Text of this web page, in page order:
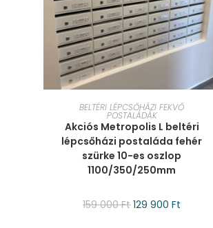
KOSÁRBA TESZEM
BELTÉRI LÉPCSŐHÁZI FEKVŐ
POSTALÁDÁK
Akciós Metropolis L beltéri
lépcsőházi postaláda fehér
szürke 10-es oszlop
1100/350/250mm
159 000Ft 129 900Ft